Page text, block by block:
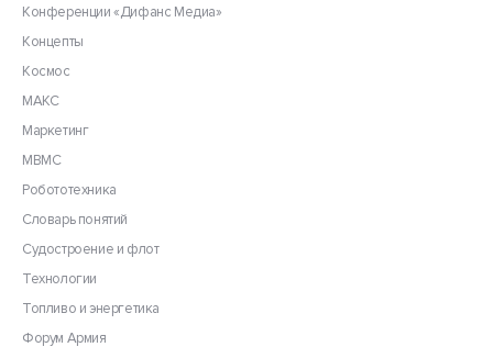
Конференции «Дифанс Медиа»
Концепты
Космос
МАКС
Маркетинг
МВМС
Робототехника
Словарь понятий
Судостроение и флот
Технологии
Топливо и энергетика
Форум Армия